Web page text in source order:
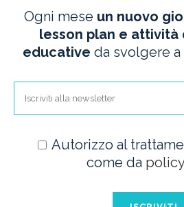
Ogni mese un nuovo
lesson plan e
educative da svolgere a
Autorizzo al
come da policy